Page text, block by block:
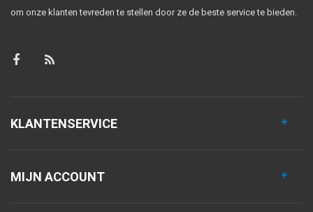
om onze klanten tevreden te stellen door ze de beste service te bieden.
KLANTENSERVICE
MIJN ACCOUNT